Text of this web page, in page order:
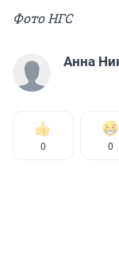
Фото НГС
Анна
0 0